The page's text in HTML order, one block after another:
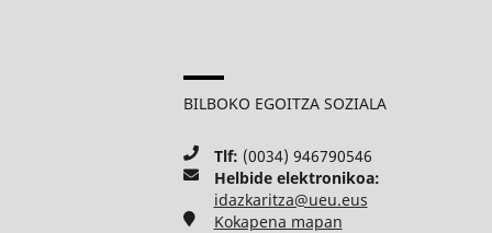
BILBOKO EGOITZA SOZIALA
Tlf: (0034) 946790546
Helbide elektronikoa:
idazkaritza@ueu.eus
Kokapena mapan